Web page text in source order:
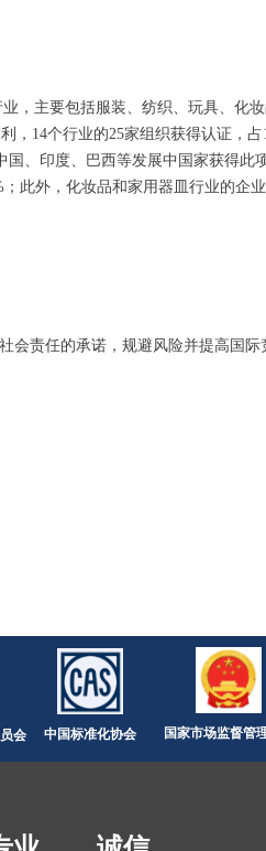
，主要包括服装、纺织、玩具、化
14个行业的25家组织获得认证，占
、印度、巴西等发展中国家获得此
外，化妆品和家用器皿行业的企
会责任的承诺，规避风险并提高国
会 中国标准化协会 国家市场监督管